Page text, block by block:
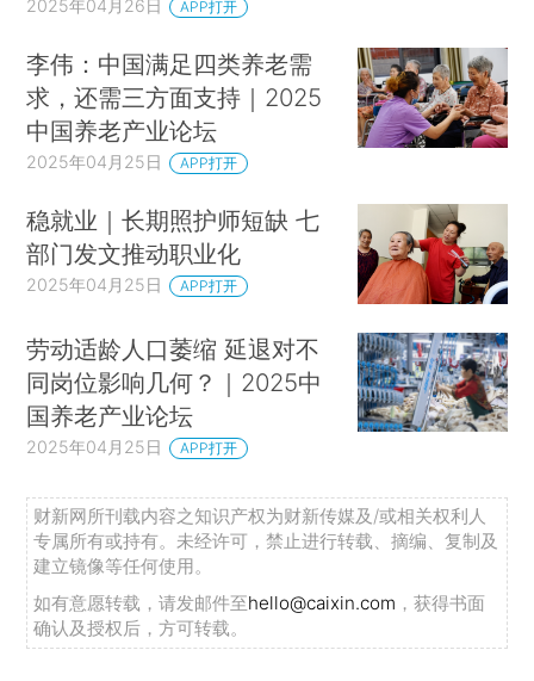
2025年04月26日 APP打开
李伟：中国满足四类养老需
求，还需三方面支持｜2025
中国养老产业论坛
2025年04月25日 APP打开
稳就业｜长期照护师短缺 七
部门发文推动职业化
2025年04月25日 APP打开
劳动适龄人口萎缩 延退对不
同岗位影响几何？｜2025中
国养老产业论坛
2025年04月25日 APP打开
财新网所刊载内容之知识产权为财新传媒及/或相关权利人
专属所有或持有。未经许可，禁止进行转载、摘编、复制及
建立镜像等任何使用。
如有意愿转载，请发邮件至hello@caixin.com ，获得书面
确认及授权后，方可转载。